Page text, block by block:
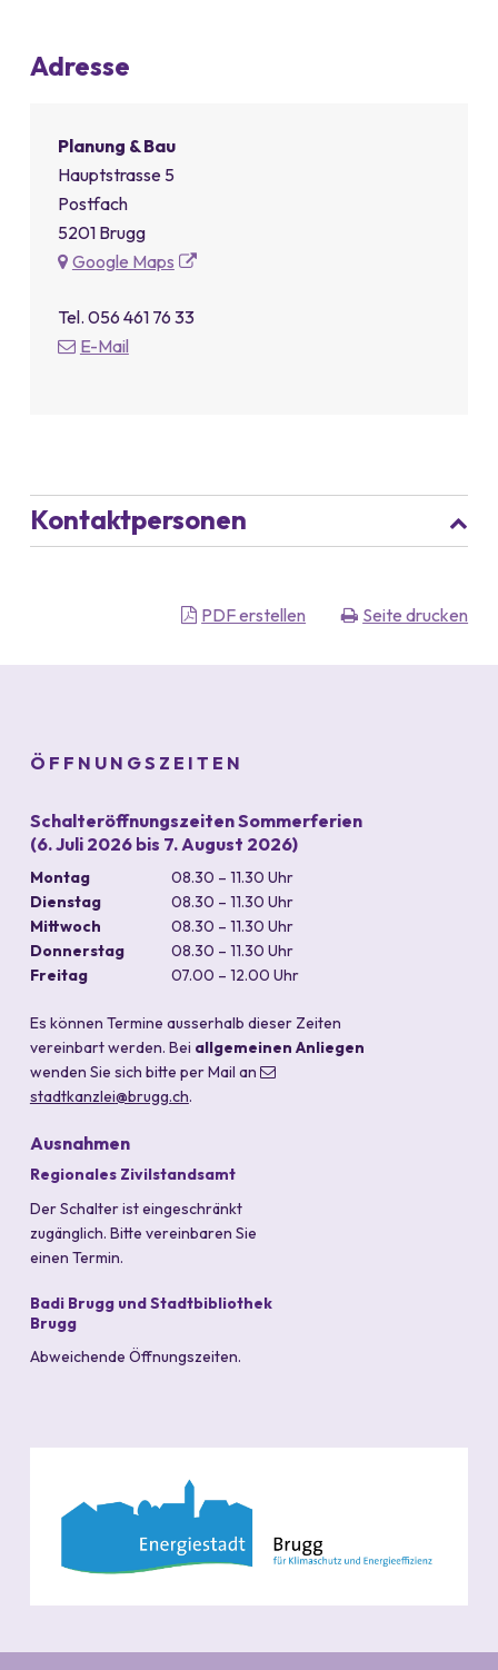
Adresse
Planung & Bau
Hauptstrasse 5
Postfach
5201 Brugg
Google Maps
Tel. 056 461 76 33
E-Mail
Kontaktpersonen
PDF erstellen Seite drucken
ÖFFNUNGSZEITEN
Schalteröffnungszeiten Sommerferien
(6. Juli 2026 bis 7. August 2026)
Wochentag Vormittag Nachmittag
Montag
08.30 – 11.30 Uhr
Dienstag
08.30 – 11.30 Uhr
Mittwoch
08.30 – 11.30 Uhr
Donnerstag
08.30 – 11.30 Uhr
Freitag
07.00 – 12.00 Uhr
Es können Termine ausserhalb dieser Zeiten
vereinbart werden. Bei allgemeinen Anliegen
wenden Sie sich bitte per Mail an
stadtkanzlei@brugg.ch.
Ausnahmen
Regionales Zivilstandsamt
Der Schalter ist eingeschränkt
zugänglich. Bitte vereinbaren Sie
einen Termin.
Badi Brugg und Stadtbibliothek
Brugg
Abweichende Öffnungszeiten.